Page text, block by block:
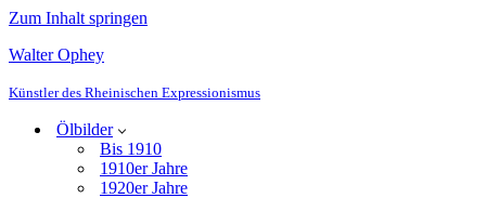
Zum Inhalt springen
Walter Ophey
Künstler des Rheinischen Expressionismus
Ölbilder
Bis 1910
1910er Jahre
1920er Jahre